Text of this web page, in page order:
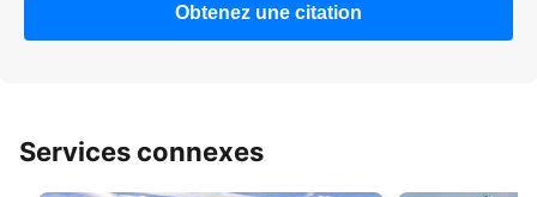
Obtenez une citation
Services connexes